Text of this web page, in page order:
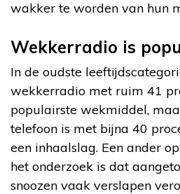
wakker te worden van hun
Wekkerradio is
In de oudste
wekkerradio met ruim 41
populairste wekmiddel,
telefoon is met bijna 40
een inhaalslag. Een ander
het onderzoek is dat
snoozen vaak verslapen